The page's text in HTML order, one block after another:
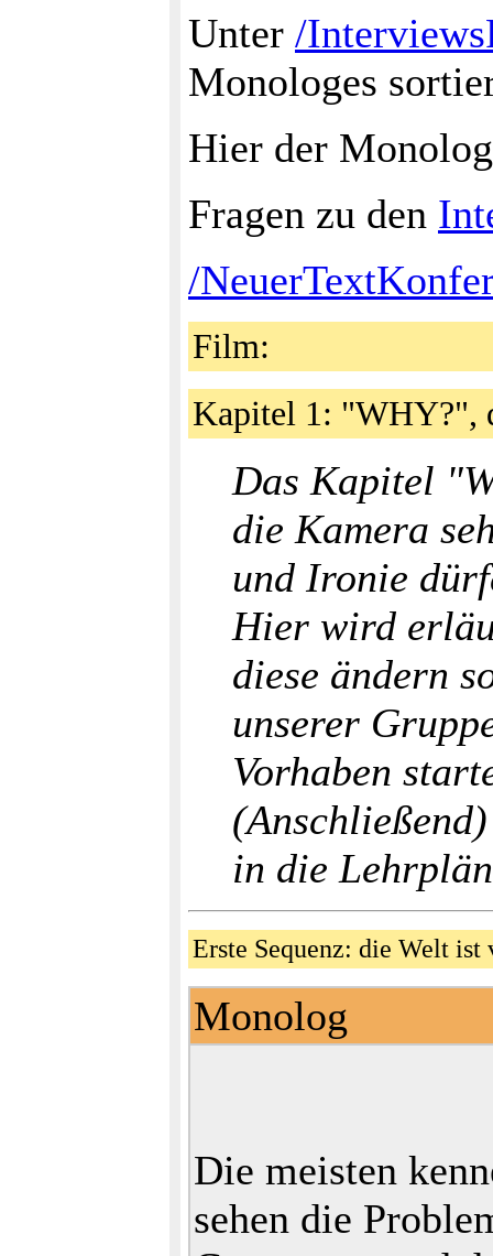
Unter /
Monologes
Hier der
Fragen zu den
/
Film:
Kapitel 1: "WHY?",
Das Kapitel
die Kamera
und Ironie
Hier wird
diese ändern
unserer
Vorhaben
in die
Erste Sequenz: die Welt
Monolog
Die meisten
sehen die